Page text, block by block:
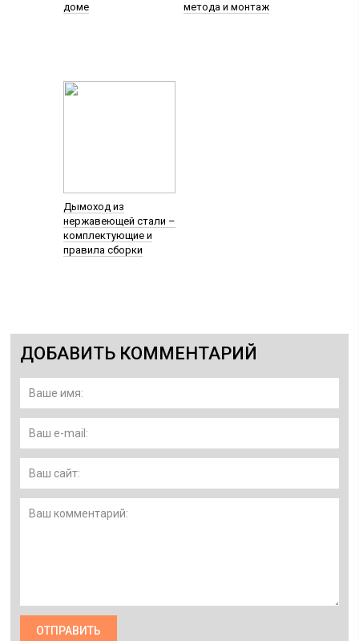
доме
метода и монтаж
Дымоход из
нержавеющей стали –
комплектующие и
правила сборки
ДОБАВИТЬ КОММЕНТАРИЙ